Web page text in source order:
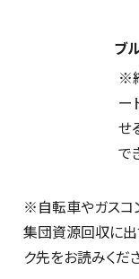
ブ
※
ー
せ
で
※自転車やガスコ
集団資源回収に出
ク先をお読みくだ